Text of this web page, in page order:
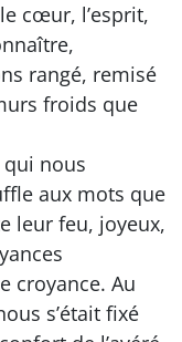
cœur, l’esprit,
rangé, remisé
froids que
nous
aux mots que
leur feu, joyeux,
croyance. Au
s’était fixé